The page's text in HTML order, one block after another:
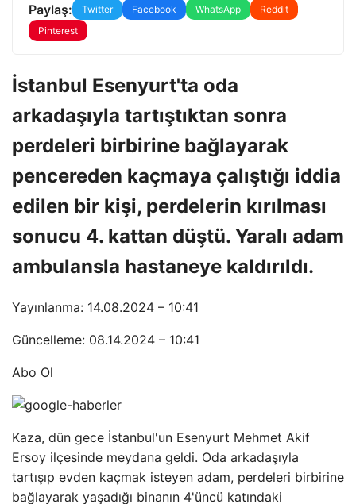
Paylaş: Twitter Facebook WhatsApp
Reddit
Pinterest
İstanbul Esenyurt'ta oda
arkadaşıyla tartıştıktan sonra
perdeleri birbirine bağlayarak
pencereden kaçmaya çalıştığı iddia
edilen bir kişi, perdelerin kırılması
sonucu 4. kattan düştü. Yaralı adam
ambulansla hastaneye kaldırıldı.
Yayınlanma: 14.08.2024 – 10:41
Güncelleme: 08.14.2024 – 10:41
Abo Ol
Kaza, dün gece İstanbul'un Esenyurt Mehmet Akif
Ersoy ilçesinde meydana geldi. Oda arkadaşıyla
tartışıp evden kaçmak isteyen adam, perdeleri birbirine
bağlayarak yaşadığı binanın 4'üncü katındaki